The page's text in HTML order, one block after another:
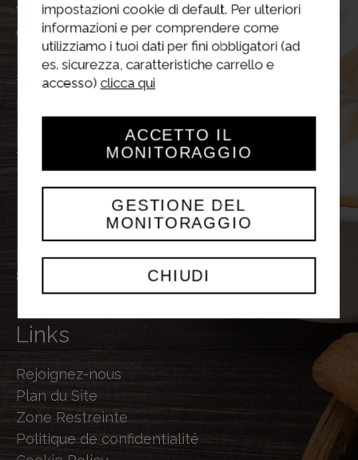
Via Medole, 52 46043
Castiglione delle Stiviere (MN)
Italia
Tel
+39 0376 6741
info@sterilgarda.it
TVA 01515590204
Heures deBureau
Du Lundi au Vendredi
8.00 – 12.00 • 14.00 – 18.00
Links
Rejoignez-nous
Plan du Site
Zone Restreinte
Politique de confidentialité
impostazioni cookie di default. Per ulteriori
informazioni e per comprendere come
utilizziamo i tuoi dati per fini obbligatori (ad
es. sicurezza, caratteristiche carrello e
accesso) clicca qui
CHIUDI
GESTIONE DEL
MONITORAGGIO
ACCETTO IL
MONITORAGGIO